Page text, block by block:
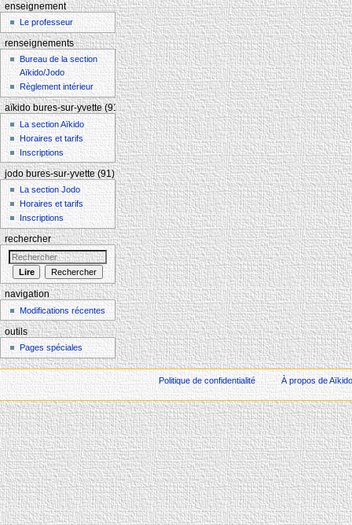
enseignement
Le professeur
renseignements
Bureau de la section
Aïkido/Jodo
Règlement intérieur
aïkido bures-sur-yvette (91)
La section Aïkido
Horaires et tarifs
Inscriptions
jodo bures-sur-yvette (91)
La section Jodo
Horaires et tarifs
Inscriptions
rechercher
navigation
Modifications récentes
outils
Pages spéciales
Politique de confidentialité À propos de